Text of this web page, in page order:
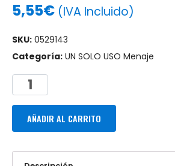
5,55€ (IVA Incluido)
SKU: 0529143
Categoría: UN SOLO USO Menaje
AÑADIR AL CARRITO